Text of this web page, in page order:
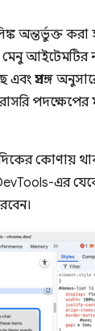
অন্তর্ভুক্ত করা
মেনু আইটেমটির
এবং প্রসঙ্গ
পদক্ষেপের
কোণায়
এর